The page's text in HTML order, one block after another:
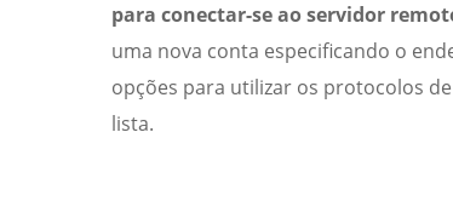
para conectar-se ao servidor
uma nova conta especificando o
opções para utilizar os protocolos de
lista.